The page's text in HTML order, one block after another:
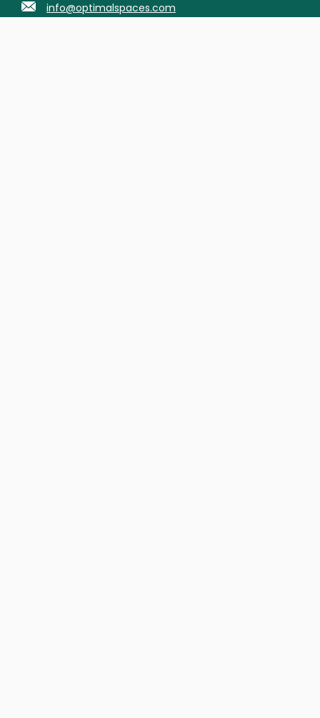
info@optimalspaces.com